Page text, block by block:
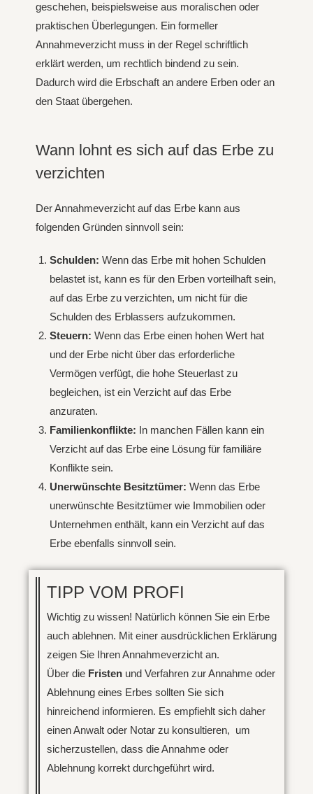
geschehen, beispielsweise aus moralischen oder
praktischen Überlegungen. Ein formeller
Annahmeverzicht muss in der Regel schriftlich
erklärt werden, um rechtlich bindend zu sein.
Dadurch wird die Erbschaft an andere Erben oder an
den Staat übergehen.
Wann lohnt es sich auf das Erbe zu
verzichten
Der Annahmeverzicht auf das Erbe kann aus
folgenden Gründen sinnvoll sein:
Schulden: Wenn das Erbe mit hohen Schulden
belastet ist, kann es für den Erben vorteilhaft sein,
auf das Erbe zu verzichten, um nicht für die
Schulden des Erblassers aufzukommen.
Steuern: Wenn das Erbe einen hohen Wert hat
und der Erbe nicht über das erforderliche
Vermögen verfügt, die hohe Steuerlast zu
begleichen, ist ein Verzicht auf das Erbe
anzuraten.
Familienkonflikte: In manchen Fällen kann ein
Verzicht auf das Erbe eine Lösung für familiäre
Konflikte sein.
Unerwünschte Besitztümer: Wenn das Erbe
unerwünschte Besitztümer wie Immobilien oder
Unternehmen enthält, kann ein Verzicht auf das
Erbe ebenfalls sinnvoll sein.
TIPP VOM PROFI
Wichtig zu wissen! Natürlich können Sie ein Erbe
auch ablehnen. Mit einer ausdrücklichen Erklärung
zeigen Sie Ihren Annahmeverzicht an.
Über die Fristen und Verfahren zur Annahme oder
Ablehnung eines Erbes sollten Sie sich
hinreichend informieren. Es empfiehlt sich daher
einen Anwalt oder Notar zu konsultieren, um
sicherzustellen, dass die Annahme oder
Ablehnung korrekt durchgeführt wird.